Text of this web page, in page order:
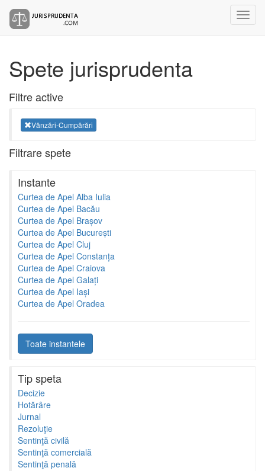
Spete jurisprudenta
Filtre active
Vânzări-Cumpărări
Filtrare spete
Instante
Curtea de Apel Alba Iulia
Curtea de Apel Bacău
Curtea de Apel Brașov
Curtea de Apel București
Curtea de Apel Cluj
Curtea de Apel Constanța
Curtea de Apel Craiova
Curtea de Apel Galați
Curtea de Apel Iași
Curtea de Apel Oradea
Toate instantele
Tip speta
Decizie
Hotărâre
Jurnal
Rezoluţie
Sentinţă civilă
Sentinţă comercială
Sentinţă penală